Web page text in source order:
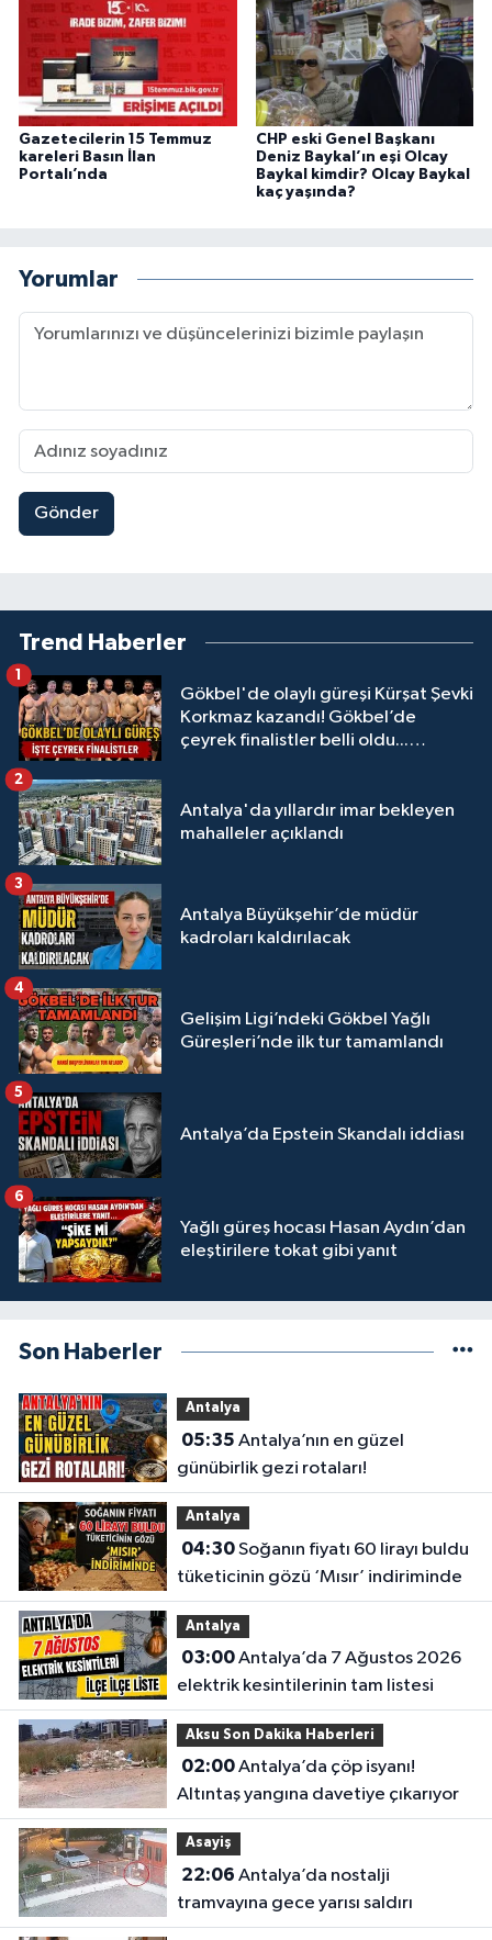
Gazetecilerin 15 Temmuz
kareleri Basın İlan
Portalı’nda
CHP eski Genel Başkanı
Deniz Baykal’ın eşi Olcay
Baykal kimdir? Olcay Baykal
kaç yaşında?
Yorumlar
Gönder
Trend Haberler
Gökbel'de olaylı güreşi Kürşat Şevki
Korkmaz kazandı! Gökbel’de
çeyrek finalistler belli oldu...
1
Antalya'da yıllardır imar bekleyen
mahalleler açıklandı
2
Antalya Büyükşehir’de müdür
kadroları kaldırılacak
3
Gelişim Ligi’ndeki Gökbel Yağlı
Güreşleri’nde ilk tur tamamlandı
4
Antalya’da Epstein Skandalı iddiası
5
Yağlı güreş hocası Hasan Aydın’dan
eleştirilere tokat gibi yanıt
6
Son Haberler
Antalya
05:35
günübirlik gezi rotaları!
Antalya
04:30Soğanın fiyatı 60 lirayı buldu
tüketicinin gözü ‘Mısır’ indiriminde
Antalya
03:00Antalya’da 7 Ağustos 2026
elektrik kesintilerinin tam listesi
Aksu Son Dakika Haberleri
02:00Antalya’da çöp isyanı!
Altıntaş yangına davetiye çıkarıyor
Asayiş
22:06
tramvayına gece yarısı saldırı